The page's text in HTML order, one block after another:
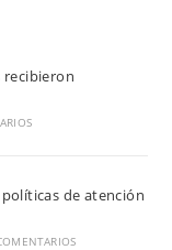
recibieron
de atención